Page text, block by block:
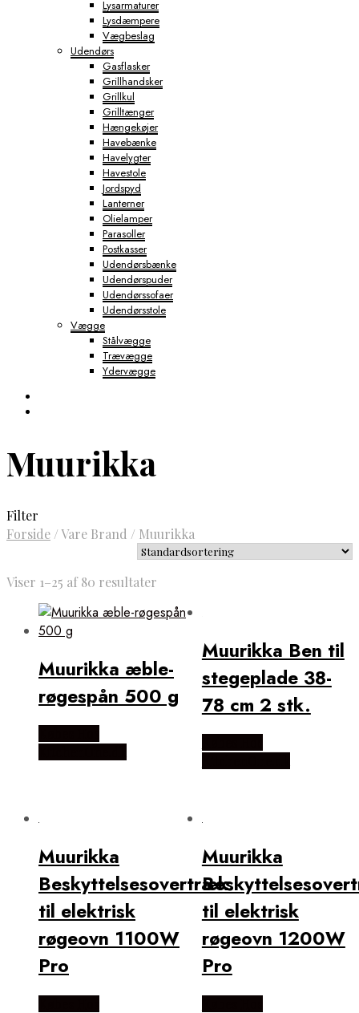
Lysarmaturer
Lysdæmpere
Vægbeslag
Udendørs
Gasflasker
Grillhandsker
Grillkul
Grilltænger
Hængekøjer
Havebænke
Havelygter
Havestole
Jordspyd
Lanterner
Olielamper
Parasoller
Postkasser
Udendørsbænke
Udendørspuder
Udendørssofaer
Udendørsstole
Vægge
Stålvægge
Trævægge
Ydervægge
Muurikka
Filter
Forside /Vare Brand / Muurikka
Viser 1–25 af 80 resultater
Muurikka æble-
røgespån 500 g
Muurikka Ben til
stegeplade 38-
78 cm 2 stk.
Muurikka
Beskyttelsesovertræk
til elektrisk
røgeovn 1100W
Pro
Muurikka
til elektrisk
røgeovn 1200W
Pro